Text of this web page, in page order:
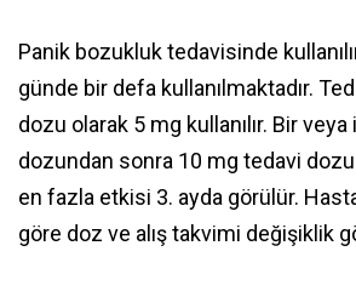
Panik bozukluk tedavisinde
günde bir defa kullanılmaktadır.
dozu olarak 5 mg kullanılır. Bir
dozundan sonra 10 mg tedavi
en fazla etkisi 3. ayda görülür.
göre doz ve alış takvimi değişiklik